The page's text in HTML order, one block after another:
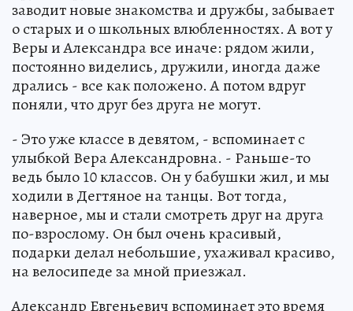
заводит новые знакомства и дружбы, забывает
о старых и о школьных влюбленностях. А вот у
Веры и Александра все иначе: рядом жили,
постоянно виделись, дружили, иногда даже
дрались - все как положено. А потом вдруг
поняли, что друг без друга не могут.
- Это уже классе в девятом, - вспоминает с
улыбкой Вера Александровна. - Раньше-то
ведь было 10 классов. Он у бабушки жил, и мы
ходили в Дегтяное на танцы. Вот тогда,
наверное, мы и стали смотреть друг на друга
по-взрослому. Он был очень красивый,
подарки делал небольшие, ухаживал красиво,
на велосипеде за мной приезжал.
Александр Евгеньевич вспоминает это время